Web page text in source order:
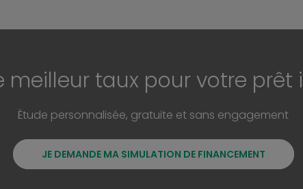
meilleur taux pour votre prêt
Étude personnalisée, gratuite et sans engagement
JE DEMANDE MA SIMULATION DE FINANCEMENT